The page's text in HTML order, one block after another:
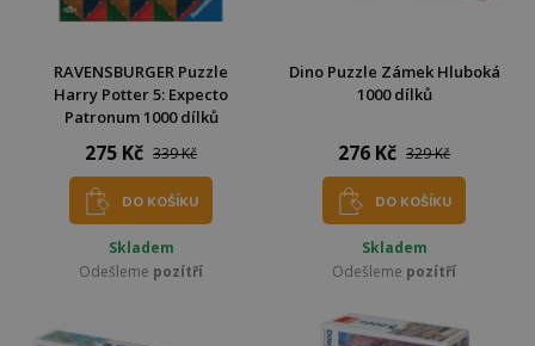
RAVENSBURGER Puzzle
Harry Potter 5: Expecto
Patronum 1000 dílků
275 Kč 339 Kč
DO KOŠÍKU
Skladem
Odešleme pozítří
Dino Puzzle Zámek Hluboká
1000 dílků
276 Kč 329 Kč
DO KOŠÍKU
Skladem
Odešleme pozítří